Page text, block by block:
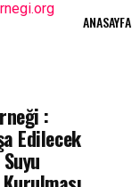
ANASAYFA
:
Edilecek